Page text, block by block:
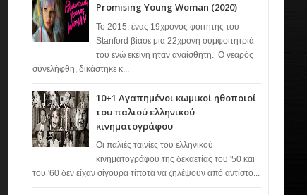
Promising Young Woman (2020)
Το 2015, ένας 19χρονος φοιτητής του
Stanford βίασε μια 22χρονη συμφοιτήτριά
του ενώ εκείνη ήταν αναίσθητη. Ο νεαρός
συνελήφθη, δικάστηκε κ...
10+1 Αγαπημένοι κωμικοί ηθοποιοί
του παλιού ελληνικού
κινηματογράφου
Οι παλιές ταινίες του ελληνικού
κινηματογράφου της δεκαετίας του '50 και
του '60 δεν είχαν σίγουρα τίποτα να ζηλέψουν από αντίστο...